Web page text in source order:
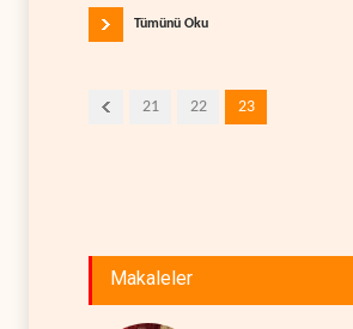
Tümünü Oku
21 22 23
Makaleler